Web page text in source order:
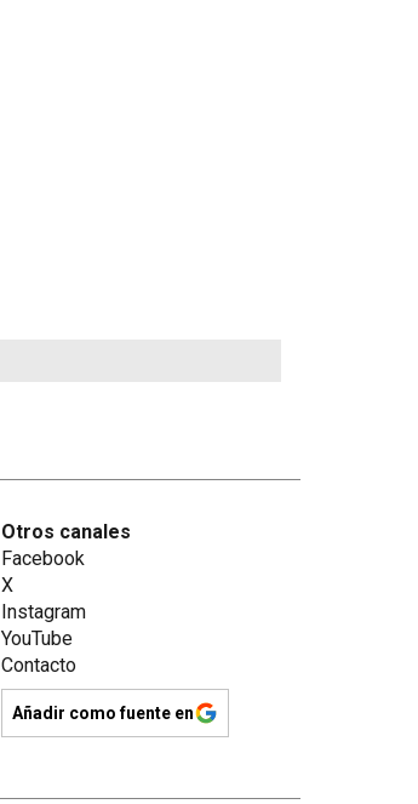
Otros canales
Facebook
X
Instagram
YouTube
Contacto
Añadir como fuente en